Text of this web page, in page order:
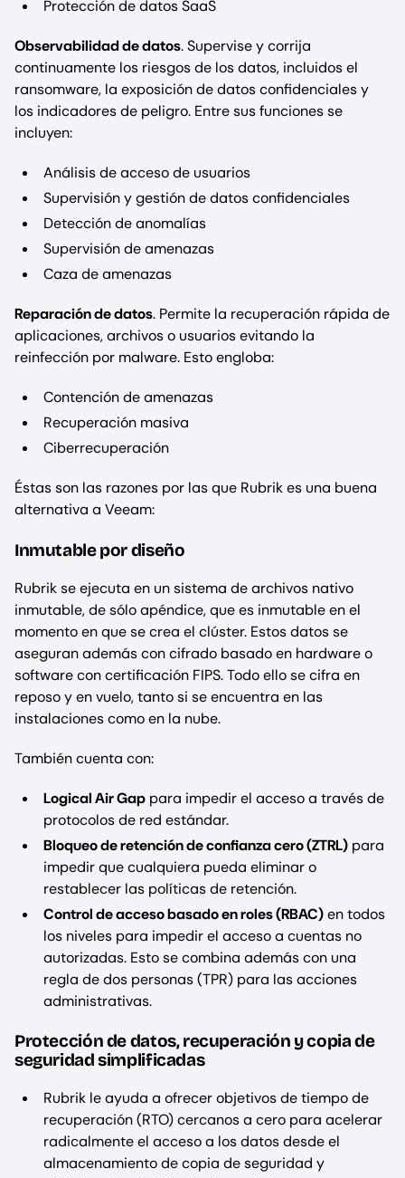
Protección de datos SaaS
Observabilidad de datos. Supervise y corrija
continuamente los riesgos de los datos, incluidos el
ransomware, la exposición de datos confidenciales y
los indicadores de peligro. Entre sus funciones se
incluyen:
Análisis de acceso de usuarios
Supervisión y gestión de datos confidenciales
Detección de anomalías
Supervisión de amenazas
Caza de amenazas
Reparación de datos. Permite la recuperación rápida de
aplicaciones, archivos o usuarios evitando la
reinfección por malware. Esto engloba:
Contención de amenazas
Recuperación masiva
Ciberrecuperación
Éstas son las razones por las que Rubrik es una buena
alternativa a Veeam:
Inmutable por diseño
Rubrik se ejecuta en un sistema de archivos nativo
inmutable, de sólo apéndice, que es inmutable en el
momento en que se crea el clúster. Estos datos se
aseguran además con cifrado basado en hardware o
software con certificación FIPS. Todo ello se cifra en
reposo y en vuelo, tanto si se encuentra en las
instalaciones como en la nube.
También cuenta con:
Logical Air Gap para impedir el acceso a través de
protocolos de red estándar.
Bloqueo de retención de confianza cero (ZTRL) para
impedir que cualquiera pueda eliminar o
restablecer las políticas de retención.
Control de acceso basado en roles (RBAC)en todos
los niveles para impedir el acceso a cuentas no
autorizadas. Esto se combina además con una
regla de dos personas (TPR) para las acciones
administrativas.
Protección de datos, recuperación y copia de
seguridad simplificadas
Rubrik le ayuda a ofrecer objetivos de tiempo de
recuperación (RTO) cercanos a cero para acelerar
radicalmente el acceso a los datos desde el
almacenamiento de copia de seguridad y